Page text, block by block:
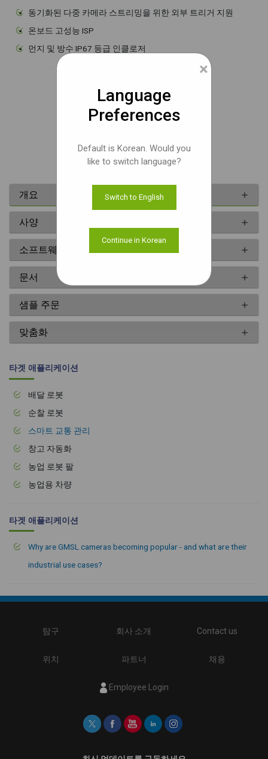
동기화된 다중 카메라 스트리밍을 위한 외부 트리거 지원
온보드 고성능 ISP
먼지 및 방수 IP67 등급 인클로저
USD 549
문서
개요
사양
소프트웨어
문서
샘플 주문
맞춤화
타겟 애플리케이션
배달 로봇
순찰 로봇
스마트 교통 관리
창고 자동화
농업 로봇 팔
농업용 차량
타겟 애플리케이션
Why are GMSL cameras becoming popular - and what are their
industrial use cases?
탐구 회사 소개 Contact us
위치 파트너 채용
Employee Login
×
Language
Preferences
Default is Korean. Would you
like to switch language?
Switch to English
Continue in Korean